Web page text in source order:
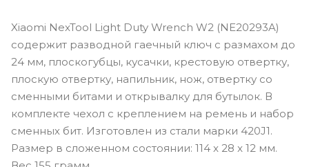
Xiaomi NexTool Light Duty Wrench W2 (NE20293A)
содержит разводной гаечный ключ с размахом до
24 мм, плоскогубцы, кусачки, крестовую отвертку,
плоскую отвертку, напильник, нож, отвертку со
сменными битами и открывалку для бутылок. В
комплекте чехол с креплением на ремень и набор
сменных бит. Изготовлен из стали марки 420J1.
Размер в сложенном состоянии: 114 x 28 x 12 мм.